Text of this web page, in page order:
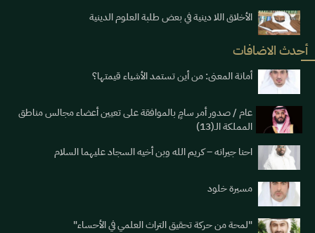
الأخلاق اللا دينية في بعض طلبة العلوم الدينية
أحدث الاضافات
أمانة المعنى: من أين تستمد الأشياء قيمتها؟
عام / صدور أمر سامٍ بالموافقة على تعيين أعضاء مجالس مناطق
المملكة الـ(13)
احنا جيرانه – كريم الله وبن أخيه السجاد عليهما السلام
مسيرة خلود
"لمحة من حركة تحقيق التراث العلمي في الأحساء"